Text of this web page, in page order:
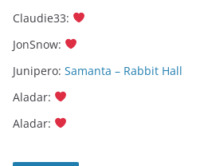
Claudie33:
JonSnow:
Junipero: Samanta – Rabbit Hall
Aladar:
Aladar: